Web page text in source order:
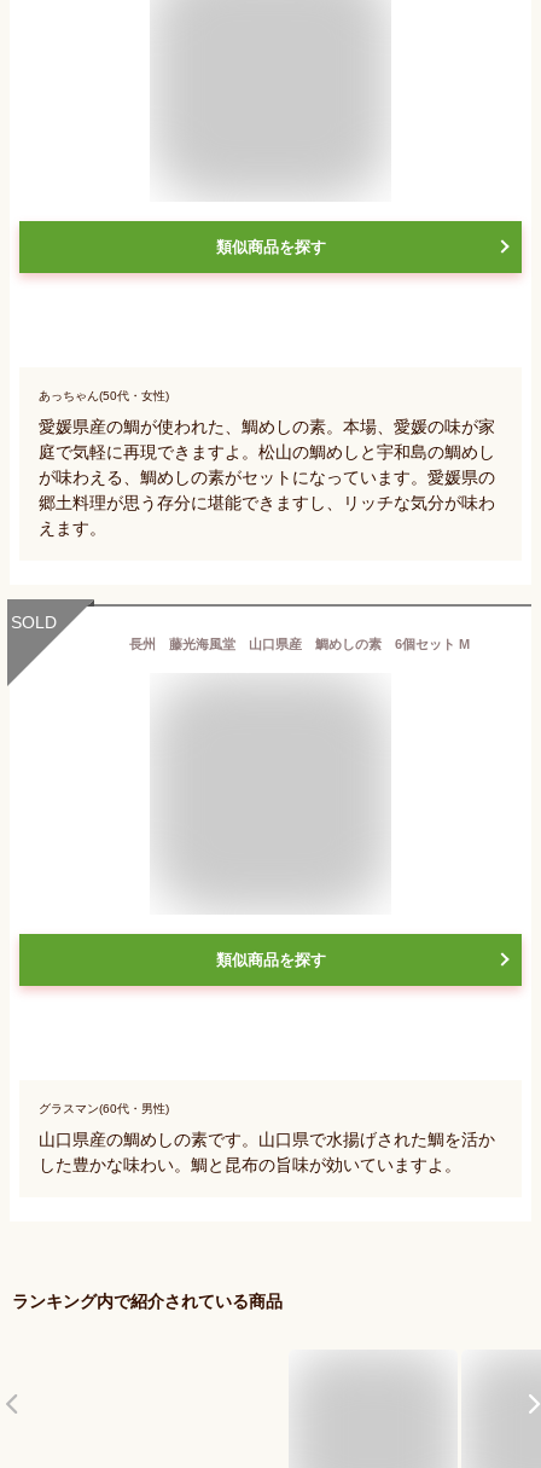
類似商品を探す
あっちゃん(50代・女性)
愛媛県産の鯛が使われた、鯛めしの素。本場、愛媛の味が家
庭で気軽に再現できますよ。松山の鯛めしと宇和島の鯛めし
が味わえる、鯛めしの素がセットになっています。愛媛県の
郷土料理が思う存分に堪能できますし、リッチな気分が味わ
えます。
SOLD
長州 藤光海風堂 山口県産 鯛めしの素 6個セット M
類似商品を探す
グラスマン(60代・男性)
山口県産の鯛めしの素です。山口県で水揚げされた鯛を活か
した豊かな味わい。鯛と昆布の旨味が効いていますよ。
ランキング内で紹介されている商品